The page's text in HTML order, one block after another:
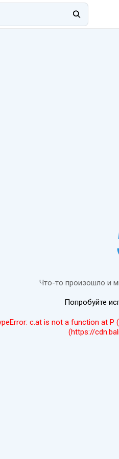
Что-то произошло и
Попробуйте
c.at is not a function at P
(https://